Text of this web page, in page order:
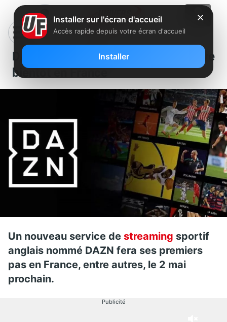
DAZN, le “Netflix du sport” arrive
bientôt en France
Un nouveau service de streaming sportif
anglais nommé DAZN fera ses premiers
pas en France, entre autres, le 2 mai
prochain.
Publicité
✕
Installer sur l'écran d'accueil
Accès rapide depuis votre écran d'accueil
Installer